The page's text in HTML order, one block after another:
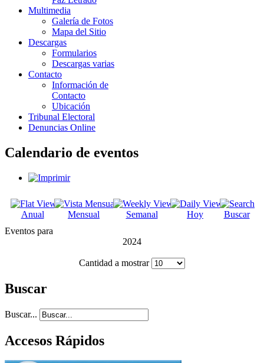
Multimedia
Galería de Fotos
Mapa del Sitio
Descargas
Formularios
Descargas varias
Contacto
Información de
Contacto
Ubicación
Tribunal Electoral
Denuncias Online
Calendario de eventos
Anual Mensual Semanal Hoy
Buscar
Eventos para
2024
Cantidad a mostrar
Buscar
Buscar...
Accesos Rápidos